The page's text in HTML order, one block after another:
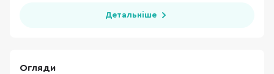
Детальніше
Огляди